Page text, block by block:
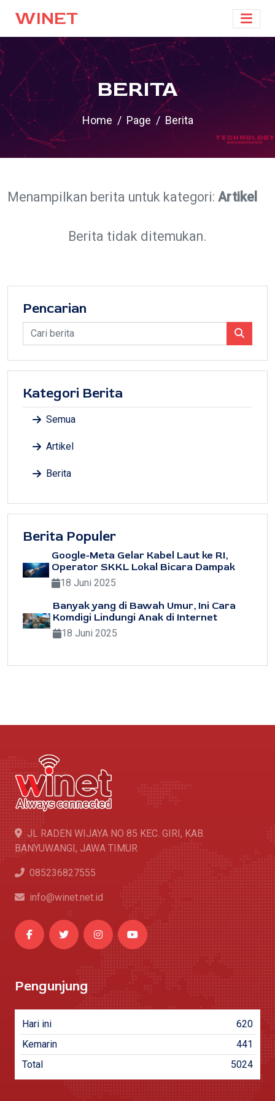
WINET
BERITA
Home Page Berita
Menampilkan berita untuk kategori: Artikel
Berita tidak ditemukan.
Pencarian
Kategori Berita
Semua
Artikel
Berita
Berita Populer
Google-Meta Gelar Kabel Laut ke RI,
Operator SKKL Lokal Bicara Dampak
18 Juni 2025
Banyak yang di Bawah Umur, Ini Cara
Komdigi Lindungi Anak di Internet
18 Juni 2025
JL RADEN WIJAYA NO 85 KEC. GIRI, KAB.
BANYUWANGI, JAWA TIMUR
085236827555
info@winet.net.id
Pengunjung
Hari ini
620
Kemarin
441
Total
5024